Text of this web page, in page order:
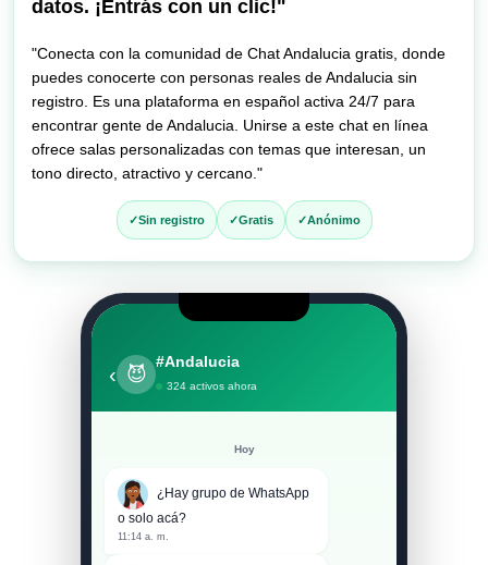
datos. ¡Entrás con un clic!"
"Conecta con la comunidad de Chat Andalucia gratis, donde
puedes conocerte con personas reales de Andalucia sin
registro. Es una plataforma en español activa 24/7 para
encontrar gente de Andalucia. Unirse a este chat en línea
ofrece salas personalizadas con temas que interesan, un
tono directo, atractivo y cercano."
Sin registro Gratis Anónimo
‹ 😈
#Andalucia
324 activos ahora
Hoy
¿Hay grupo de WhatsApp
o solo acá?
11:14 a. m.